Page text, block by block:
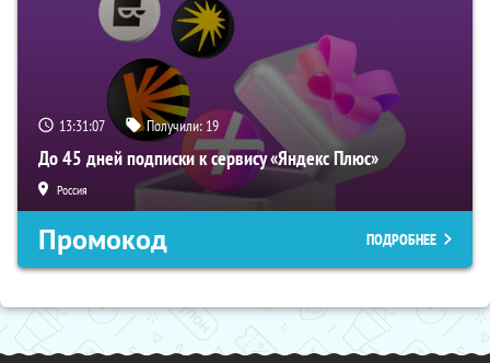
13:31:06 Получили: 19
До 45 дней подписки к сервису «Яндекс Плюс»
Россия
Промокод ПОДРОБНЕЕ